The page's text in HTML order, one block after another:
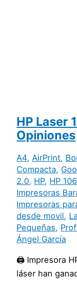
HP Laser
Opiniones
A4,AirPrint,
Compacta,
2.0, HP, HP
Impresoras
Impresoras
desde movil,
Pequeñas,
Ángel García
🖨️ Impresora
láser han